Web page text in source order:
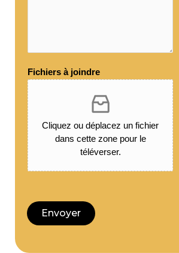
Fichiers à joindre
Cliquez ou déplacez un fichier
dans cette zone pour le
téléverser.
Envoyer